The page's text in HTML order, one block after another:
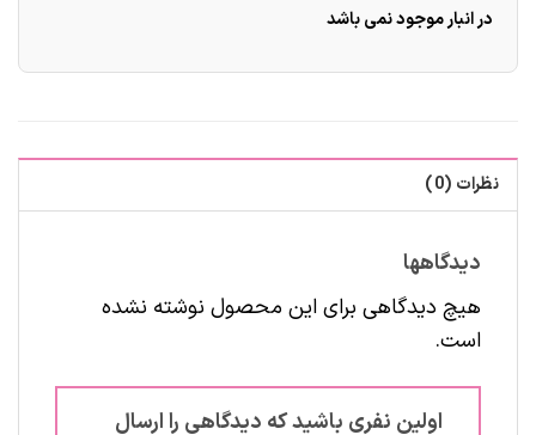
در انبار موجود نمی باشد
نظرات (0)
دیدگاهها
هیچ دیدگاهی برای این محصول نوشته نشده
است.
اولین نفری باشید که دیدگاهی را ارسال